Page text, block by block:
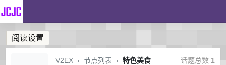
阅读设置
话题总数 1
V2EX › 节点列表 › 特色美食